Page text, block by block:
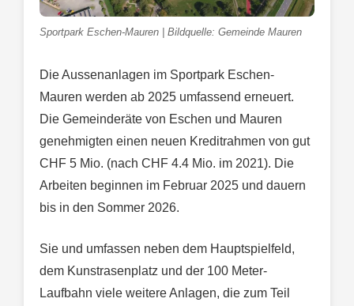
Sportpark Eschen-Mauren | Bildquelle: Gemeinde Mauren
Die Aussenanlagen im Sportpark Eschen-
Mauren werden ab 2025 umfassend erneuert.
Die Gemeinderäte von Eschen und Mauren
genehmigten einen neuen Kreditrahmen von gut
CHF 5 Mio. (nach CHF 4.4 Mio. im 2021). Die
Arbeiten beginnen im Februar 2025 und dauern
bis in den Sommer 2026.
Sie und umfassen neben dem Hauptspielfeld,
dem Kunstrasenplatz und der 100 Meter-
Laufbahn viele weitere Anlagen, die zum Teil